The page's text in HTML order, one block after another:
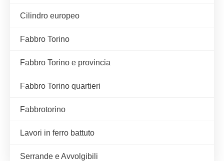
Cilindro europeo
Fabbro Torino
Fabbro Torino e provincia
Fabbro Torino quartieri
Fabbrotorino
Lavori in ferro battuto
Serrande e Avvolgibili